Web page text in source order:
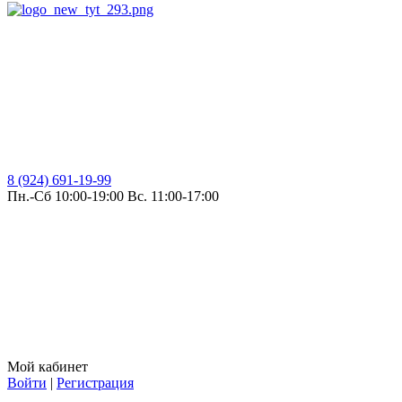
8 (924) 691-19-99
Пн.-Сб 10:00-19:00 Вс. 11:00-17:00
Мой кабинет
Войти | Регистрация